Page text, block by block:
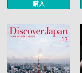
購入